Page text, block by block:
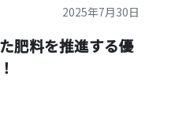
2025年7月30日
肥料を推進する優